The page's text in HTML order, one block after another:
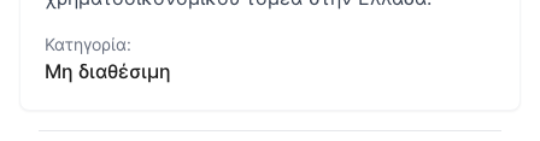
Κατηγορία:
Μη διαθέσιμη